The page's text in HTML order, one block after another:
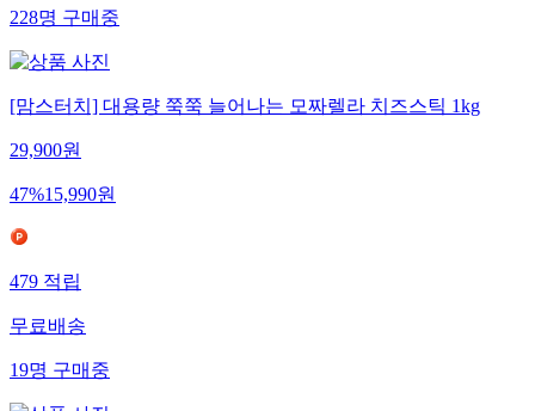
228명구매중
[맘스터치] 대용량 쭉쭉 늘어나는 모짜렐라 치즈스틱 1kg
29,900원
47%15,990원
479적립
무료배송
19명구매중